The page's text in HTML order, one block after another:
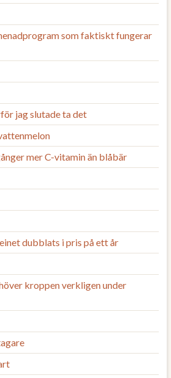
som faktiskt fungerar
jag slutade ta det
mer C-vitamin än blåbär
dubblats i pris på ett år
kroppen verkligen under